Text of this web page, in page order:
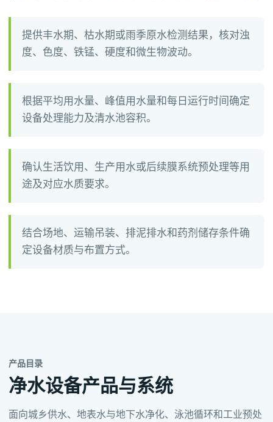
提供丰水期、枯水期或雨季原水检测结果，核对浊
度、色度、铁锰、硬度和微生物波动。
根据平均用水量、峰值用水量和每日运行时间确定
设备处理能力及清水池容积。
确认生活饮用、生产用水或后续膜系统预处理等用
途及对应水质要求。
结合场地、运输吊装、排泥排水和药剂储存条件确
定设备材质与布置方式。
产品目录
净水设备产品与系统
面向城乡供水、地表水与地下水净化、泳池循环和工业预处